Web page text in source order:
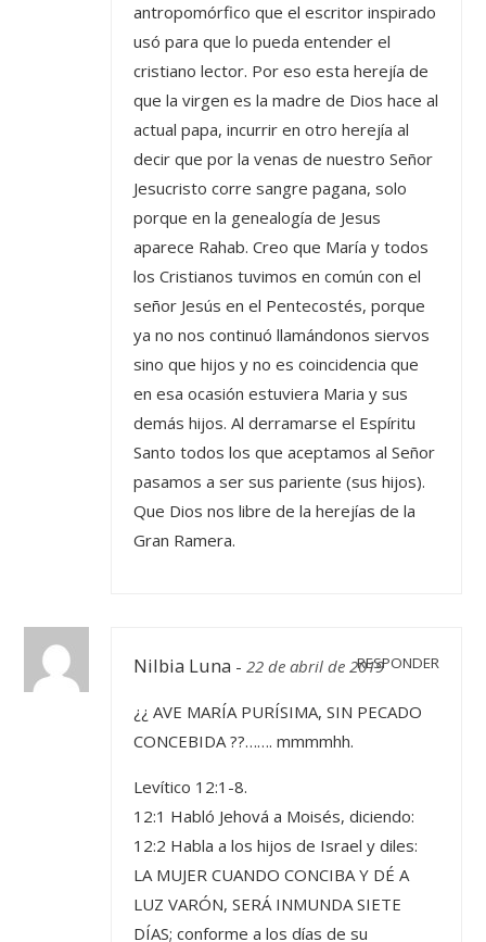
antropomórfico que el escritor inspirado
usó para que lo pueda entender el
cristiano lector. Por eso esta herejía de
que la virgen es la madre de Dios hace al
actual papa, incurrir en otro herejía al
decir que por la venas de nuestro Señor
Jesucristo corre sangre pagana, solo
porque en la genealogía de Jesus
aparece Rahab. Creo que María y todos
los Cristianos tuvimos en común con el
señor Jesús en el Pentecostés, porque
ya no nos continuó llamándonos siervos
sino que hijos y no es coincidencia que
en esa ocasión estuviera Maria y sus
demás hijos. Al derramarse el Espíritu
Santo todos los que aceptamos al Señor
pasamos a ser sus pariente (sus hijos).
Que Dios nos libre de la herejías de la
Gran Ramera.
Nilbia Luna -22 de abril de 2019RESPONDER
¿¿ AVE MARÍA PURÍSIMA, SIN PECADO
CONCEBIDA ??……. mmmmhh.
Levítico 12:1-8.
12:1 Habló Jehová a Moisés, diciendo:
12:2 Habla a los hijos de Israel y diles:
LA MUJER CUANDO CONCIBA Y DÉ A
LUZ VARÓN, SERÁ INMUNDA SIETE
DÍAS; conforme a los días de su